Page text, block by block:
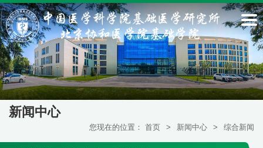
新闻中心
您现在的位置： 首页 > 新闻中心 > 综合新闻